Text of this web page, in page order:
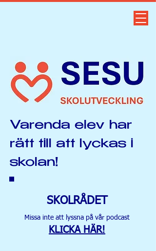
Varenda elev har
rätt till att lyckas i
skolan!
SKOLRÅDET
Missa inte att lyssna på vår podcast
KLICKA HÄR!